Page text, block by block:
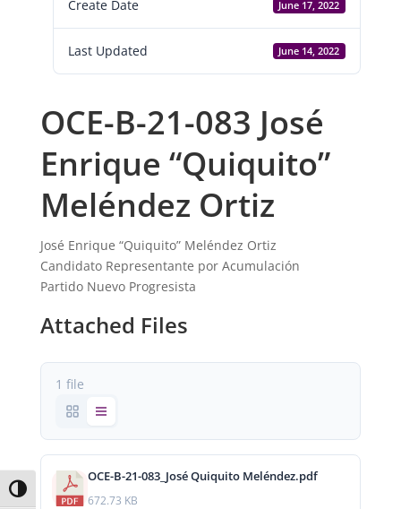
Toggle High Contrast
Create Date June 17, 2022
Last Updated June 14, 2022
OCE-B-21-083 José
Enrique “Quiquito”
Meléndez Ortiz
José Enrique “Quiquito” Meléndez Ortiz
Candidato Representante por Acumulación
Partido Nuevo Progresista
Attached Files
1 file
OCE-B-21-083_José Quiquito Meléndez.pdf
672.73 KB